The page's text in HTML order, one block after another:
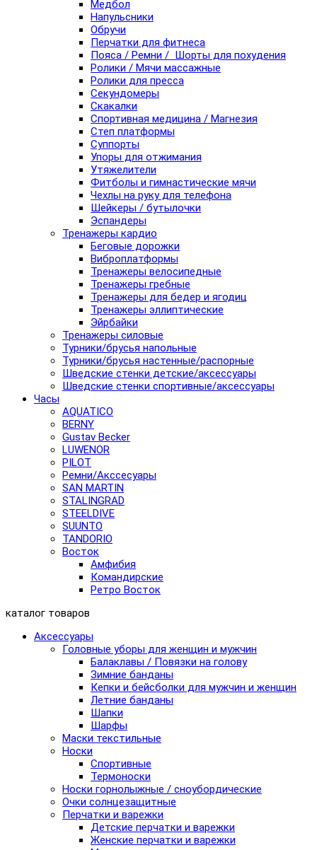
Медбол
Напульсники
Обручи
Перчатки для фитнеса
Пояса / Ремни / Шорты для похудения
Ролики / Мячи массажные
Ролики для пресса
Секундомеры
Скакалки
Спортивная медицина / Магнезия
Степ платформы
Суппорты
Упоры для отжимания
Утяжелители
Фитболы и гимнастические мячи
Чехлы на руку для телефона
Шейкеры / бутылочки
Эспандеры
Тренажеры кардио
Беговые дорожки
Виброплатформы
Тренажеры велосипедные
Тренажеры гребные
Тренажеры для бедер и ягодиц
Тренажеры эллиптические
Эйрбайки
Тренажеры силовые
Турники/брусья напольные
Турники/брусья настенные/распорные
Шведские стенки детские/аксессуары
Шведские стенки спортивные/аксессуары
Часы
AQUATICO
BERNY
Gustav Becker
LUWENOR
PILOT
Pемни/Акссесуары
SAN MARTIN
STALINGRAD
STEELDIVE
SUUNTO
TANDORIO
Восток
Амфибия
Командирские
Ретро Восток
каталог товаров
Аксессуары
Головные уборы для женщин и мужчин
Балаклавы / Повязки на голову
Зимние банданы
Кепки и бейсболки для мужчин и женщин
Летние банданы
Шапки
Шарфы
Маски текстильные
Носки
Спортивные
Термоноски
Носки горнолыжные / сноубордические
Очки солнцезащитные
Перчатки и варежки
Детские перчатки и варежки
Женские перчатки и варежки